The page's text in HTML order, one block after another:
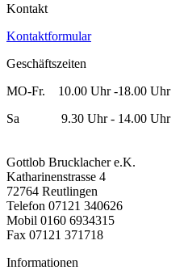
Kontakt
Kontaktformular
Geschäftszeiten
MO-Fr. 10.00 Uhr -18.00 Uhr
Sa 9.30 Uhr - 14.00 Uhr
Gottlob Brucklacher e.K.
Katharinenstrasse 4
72764 Reutlingen
Telefon 07121 340626
Mobil 0160 6934315
Fax 07121 371718
Informationen